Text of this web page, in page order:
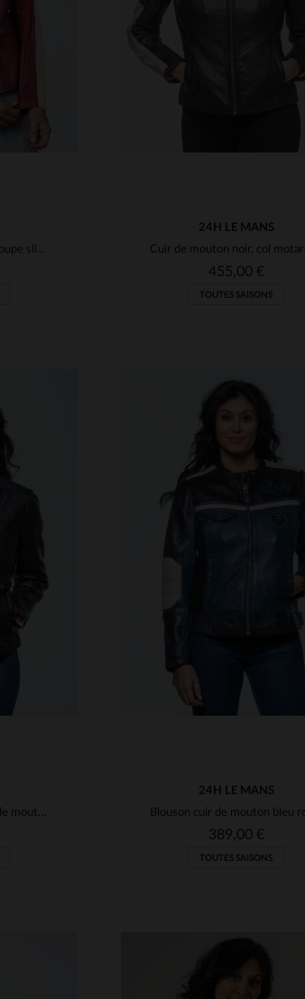
Cuir de mouton rouge, coupe slimfit, inspiré des 24 Heures du Mans.
TAILLES DISPONIBLES
24H LE MANS
455,00 €
TOUTES SAISONS
Blouson motard en cuir de mouton noir, doux et léger, coupe féminine.
24H LE MANS
389,00 €
TOUTES SAISONS